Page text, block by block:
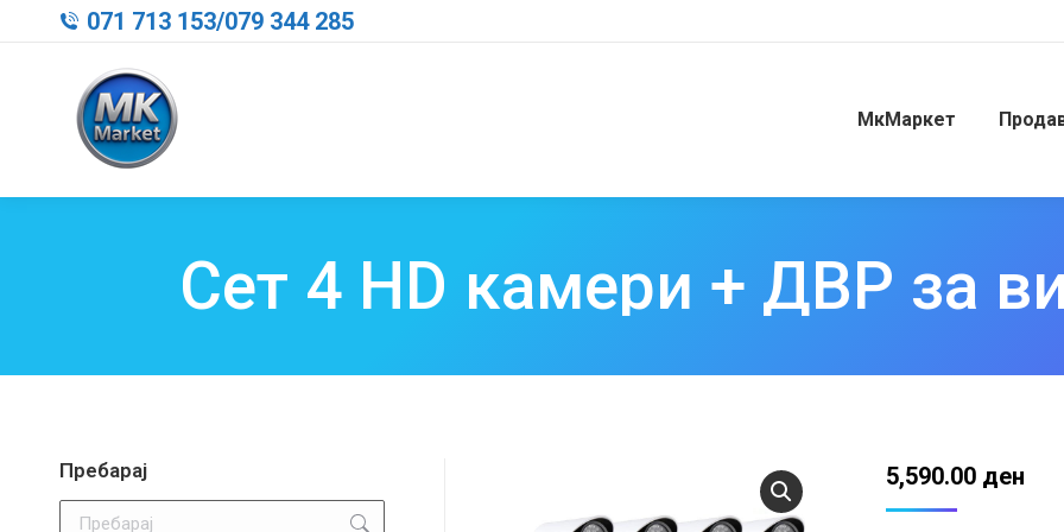
071 713 153/079 344 285
МкМаркет
Сет 4 HD камери + ДВР за
5,590.00 ден
Пребарај